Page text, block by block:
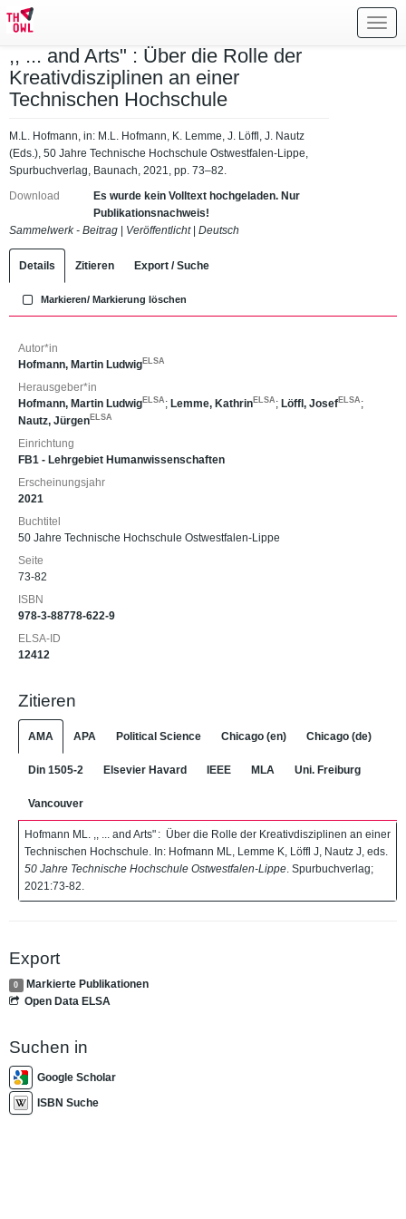
,, ... and Arts" : Über die Rolle der
Kreativdisziplinen an einer
Technischen Hochschule
M.L. Hofmann, in: M.L. Hofmann, K. Lemme, J. Löffl, J. Nautz
(Eds.), 50 Jahre Technische Hochschule Ostwestfalen-Lippe,
Spurbuchverlag, Baunach, 2021, pp. 73–82.
Download
Es wurde kein Volltext hochgeladen. Nur
Publikationsnachweis!
Sammelwerk - Beitrag
Veröffentlicht| Deutsch
Details Zitieren Export / Suche
Markieren/ Markierung löschen
Autor*in
Hofmann, Martin Ludwig ELSA
Herausgeber*in
Hofmann, Martin Ludwig ELSA ; Lemme, Kathrin ELSA ; Löffl, Josef ELSA ;
Nautz, Jürgen ELSA
Einrichtung
FB1 - Lehrgebiet Humanwissenschaften
Erscheinungsjahr
2021
Buchtitel
50 Jahre Technische Hochschule Ostwestfalen-Lippe
Seite
73-82
ISBN
978-3-88778-622-9
ELSA-ID
12412
Zitieren
AMA APA Political Science Chicago (en) Chicago (de)
Din 1505-2 Elsevier Havard IEEE MLA Uni. Freiburg
Vancouver
Hofmann ML. ,, ... and Arts" : Über die Rolle der Kreativdisziplinen an einer
Technischen Hochschule. In: Hofmann ML, Lemme K, Löffl J, Nautz J, eds.
50 Jahre Technische Hochschule Ostwestfalen-Lippe . Spurbuchverlag;
2021:73-82.
Export
0
Markierte Publikationen
Open Data ELSA
Suchen in
Google Scholar
ISBN Suche